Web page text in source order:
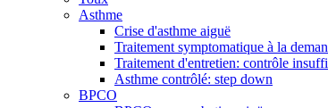
Asthme
Crise d'asthme aiguë
Traitement symptomatique à la
Traitement d'entretien: contrôle
Asthme contrôlé: step down
BPCO